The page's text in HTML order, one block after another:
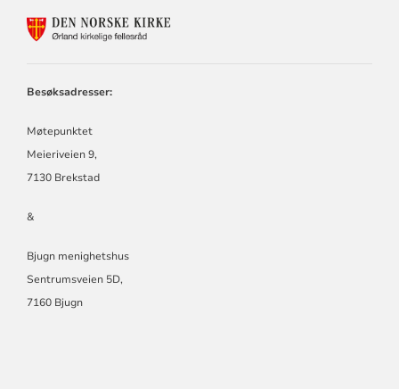
Besøksadresser:
Møtepunktet
Meieriveien 9,
7130 Brekstad
&
Bjugn menighetshus
Sentrumsveien 5D,
7160 Bjugn